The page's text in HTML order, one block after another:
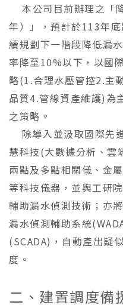
本公司目前辦理之「
年）」，預計於113年
續規劃下一階段降低漏
率降至10%以下，以國
略(1.合理水壓管控2.主
品質4.管線資產維護)為
之策略。
除導入並汲取國際先
慧科技(大數據分析、雲
兩點及多點相關儀、金
等科技儀器，並與工研
輔助漏水偵測技術；亦
漏水偵測輔助系統
(SCADA)，自動產出疑
度。
二、建置調度備